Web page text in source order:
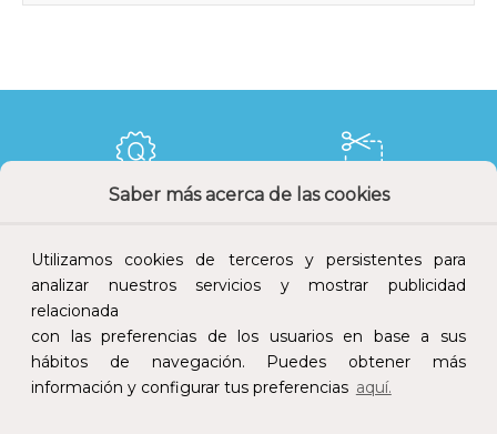
Saber más acerca de las cookies
Utilizamos cookies de terceros y persistentes para
analizar nuestros servicios y mostrar publicidad
relacionada
con las preferencias de los usuarios en base a sus
hábitos de navegación. Puedes obtener más
información y configurar tus preferencias aquí.
Devoluciones Pago seguro